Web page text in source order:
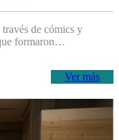
de cómics y
formaron…
Ver más